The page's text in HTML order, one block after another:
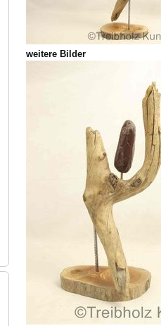
weitere Bilder